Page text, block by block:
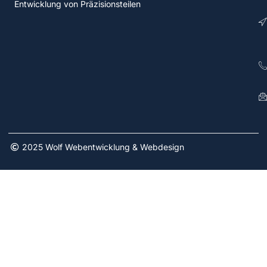
Entwicklung von Präzisionsteilen
2025 Wolf Webentwicklung & Webdesign